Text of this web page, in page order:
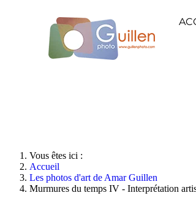
Vous êtes ici :
Accueil
Les photos d'art de Amar Guillen
Murmures du temps IV - Interprétation